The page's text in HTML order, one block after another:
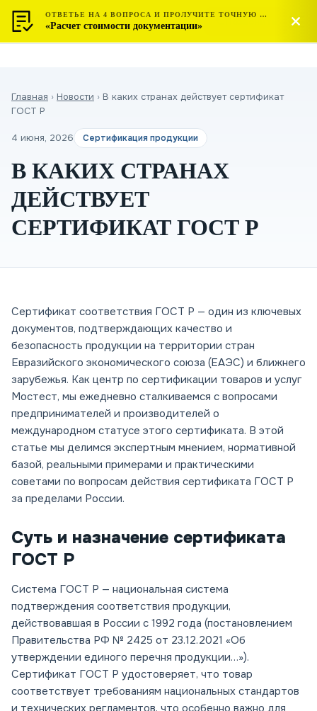
МОСТЕСТ
ЦЕНТР СЕРТИФИКАЦИИ
Главная › Новости › В каких странах действует сертификат
ГОСТ Р
4 июня, 2026 Сертификация продукции
В КАКИХ СТРАНАХ
ДЕЙСТВУЕТ
СЕРТИФИКАТ ГОСТ Р
Сертификат соответствия ГОСТ Р — один из ключевых
документов, подтверждающих качество и
безопасность продукции на территории стран
Евразийского экономического союза (ЕАЭС) и ближнего
зарубежья. Как центр по сертификации товаров и услуг
Мостест, мы ежедневно сталкиваемся с вопросами
предпринимателей и производителей о
международном статусе этого сертификата. В этой
статье мы делимся экспертным мнением, нормативной
базой, реальными примерами и практическими
советами по вопросам действия сертификата ГОСТ Р
за пределами России.
Суть и назначение сертификата
ГОСТ Р
Система ГОСТ Р — национальная система
подтверждения соответствия продукции,
действовавшая в России с 1992 года (постановлением
Правительства РФ № 2425 от 23.12.2021 «Об
утверждении единого перечня продукции…»).
Сертификат ГОСТ Р удостоверяет, что товар
соответствует требованиям национальных стандартов
ОТВЕТЬЕ НА 4 ВОПРОСА И ПРОЛУЧИТЕ ТОЧНУЮ СТОИМОСТЬ
«Расчет стоимости документации»